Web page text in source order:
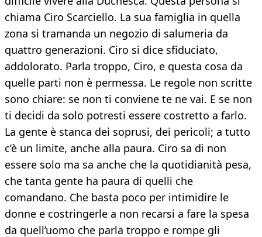
chiama Ciro Scarciello. La sua famiglia in quella
zona si tramanda un negozio di salumeria da
quattro generazioni. Ciro si dice sfiduciato,
addolorato. Parla troppo, Ciro, e questa cosa da
quelle parti non è permessa. Le regole non scritte
sono chiare: se non ti conviene te ne vai. E se non
ti decidi da solo potresti essere costretto a farlo.
La gente è stanca dei soprusi, dei pericoli; a tutto
c’è un limite, anche alla paura. Ciro sa di non
essere solo ma sa anche che la quotidianità pesa,
che tanta gente ha paura di quelli che
comandano. Che basta poco per intimidire le
donne e costringerle a non recarsi a fare la spesa
da quell’uomo che parla troppo e rompe gli